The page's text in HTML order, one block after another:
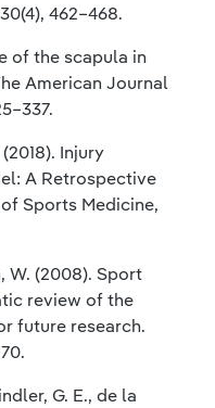
462–468.
of the scapula in
American Journal
Injury
A Retrospective
Sports Medicine,
W. (2008). Sport
review of the
future research.
G. E., de la